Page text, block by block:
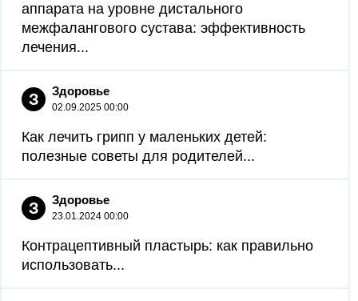
аппарата на уровне дистального
межфалангового сустава: эффективность
лечения...
З Здоровье
02.09.2025 00:00
Как лечить грипп у маленьких детей:
полезные советы для родителей...
З Здоровье
23.01.2024 00:00
Контрацептивный пластырь: как правильно
использовать...